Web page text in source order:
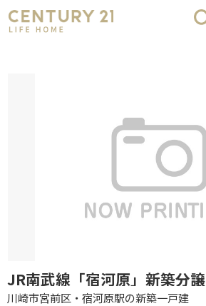
JR南武線「宿河原」新築分譲
川崎市宮前区・宿河原駅の新築一戸建